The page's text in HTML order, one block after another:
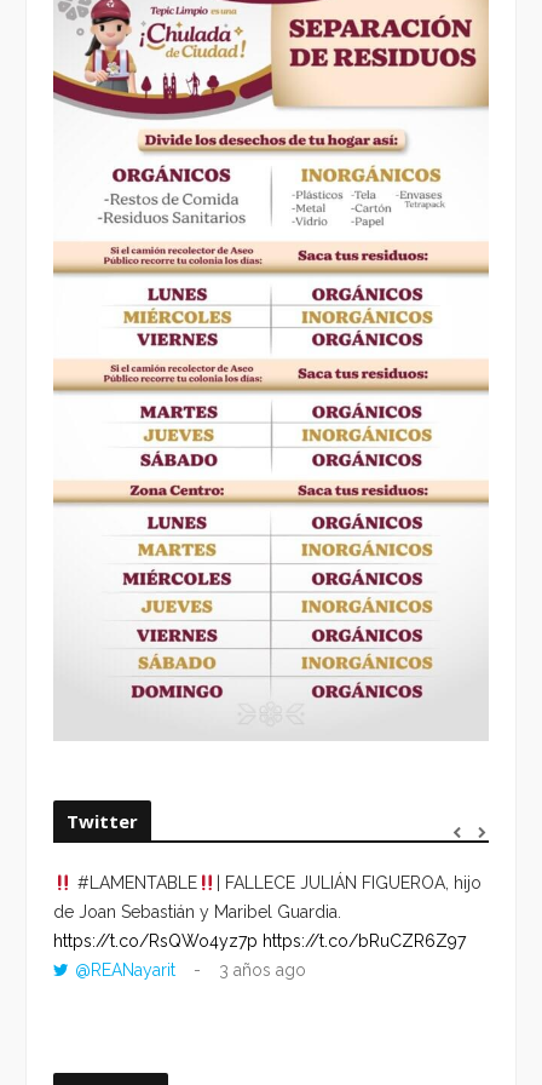
Twitter
#LAMENTABLE
| FALLECE JULIÁN FIGUEROA, hijo
de Joan Sebastián y Maribel Guardia.
https://t.co/RsQWo4yz7p https://t.co/bRuCZR6Z97
@REANayarit
3 años ago